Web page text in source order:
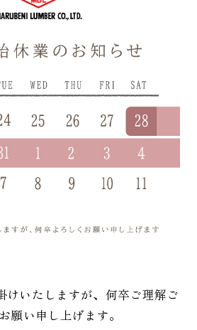
けいたしますが、何卒ご理解ご
願い申し上げます。